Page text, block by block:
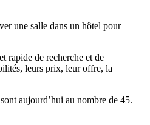
une salle dans un hôtel pour
rapide de recherche et de
leurs prix, leur offre, la
aujourd’hui au nombre de 45.